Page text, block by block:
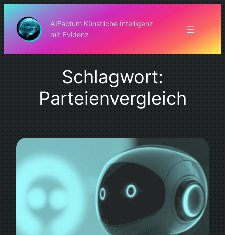
Inhalt
springen
AIFactum Künstliche Intelligenz
mit Evidenz
Schlagwort:
Parteienvergleich